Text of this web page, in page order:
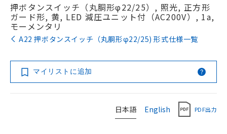
押ボタンスイッチ（丸胴形φ22/25）, 照光, 正方形
ガード形, 黄, LED 減圧ユニット付（AC200V）, 1a,
モーメンタリ
A22 押ボタンスイッチ（丸胴形φ22/25) 形式仕様一覧
マイリストに追加
日本語 English PDF出力